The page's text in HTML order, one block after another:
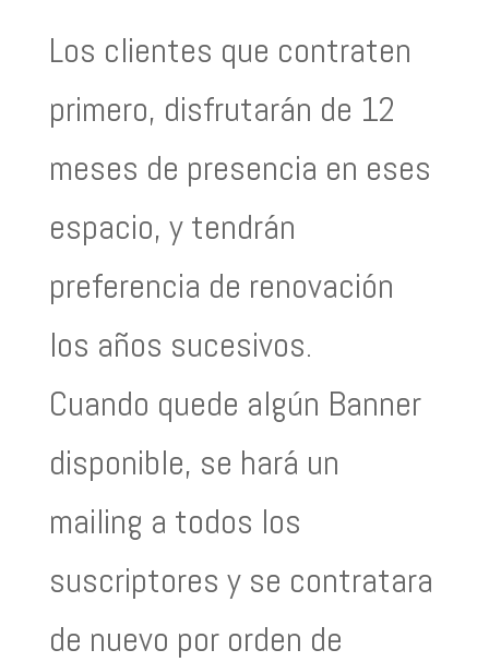
Los clientes que contraten
primero, disfrutarán de 12
meses de presencia en eses
espacio, y tendrán
preferencia de renovación
los años sucesivos.
Cuando quede algún Banner
disponible, se hará un
mailing a todos los
suscriptores y se contratara
de nuevo por orden de